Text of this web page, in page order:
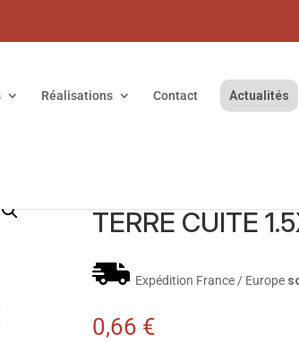
Réalisations Contact Actualités
1.5X5X22
TERRE CUITE
Expédition France / Europe
0,66 €